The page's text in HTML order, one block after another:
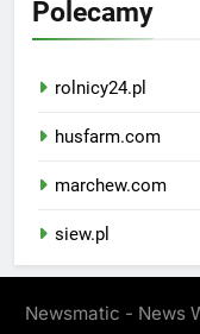
Polecamy
rolnicy24.pl
husfarm.com
marchew.com
siew.pl
Newsmatic - News